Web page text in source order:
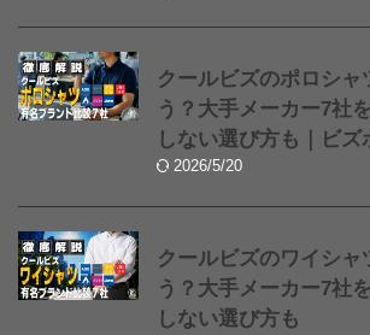
クールビズのポロシャ
う？大手メーカー7社
しない選び方も｜ビズ
2026/5/20
クールビズのワイシャ
う？大手メーカー7社
しない選び方も